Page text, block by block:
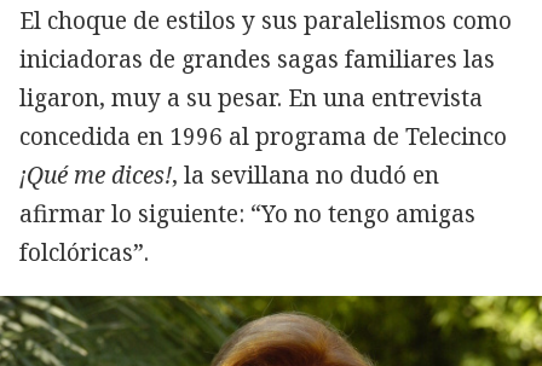
El choque de estilos y sus paralelismos como
iniciadoras de grandes sagas familiares las
ligaron, muy a su pesar. En una entrevista
concedida en 1996 al programa de Telecinco
¡Qué me dices!, la sevillana no dudó en
afirmar lo siguiente: “Yo no tengo amigas
folclóricas”.